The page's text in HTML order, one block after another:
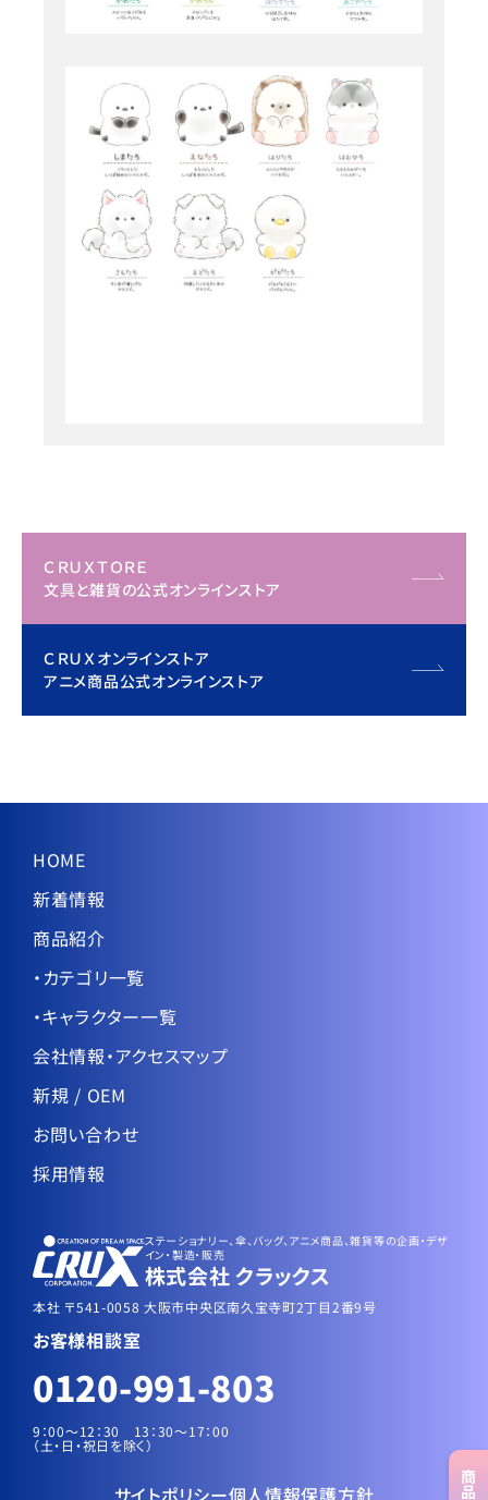
商品
ＣＲＵＸＴＯＲＥ
文具と雑貨の公式オンラインストア
ＣＲＵＸオンラインストア
アニメ商品公式オンラインストア
HOME
新着情報
商品紹介
・カテゴリ一覧
・キャラクター一覧
会社情報・アクセスマップ
新規 / OEM
お問い合わせ
採用情報
ステーショナリー、傘、バッグ、アニメ商品、雑貨等の企画・デザ
イン・製造・販売
株式会社 クラックス
本社 〒541-0058 大阪市中央区南久宝寺町2丁目2番9号
お客様相談室
0120-991-803
9：00～12：30 13：30〜17：00
（土・日・祝日を除く）
サイトポリシー個人情報保護方針